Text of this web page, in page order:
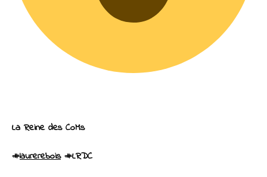
La Reine des CoMs
#laurerebois #LRDC